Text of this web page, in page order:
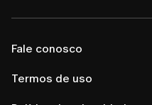
Fale conosco
Termos de uso